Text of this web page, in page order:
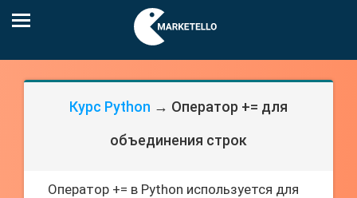
Курс Python → Оператор += для
объединения строк
Оператор += в Python используется для